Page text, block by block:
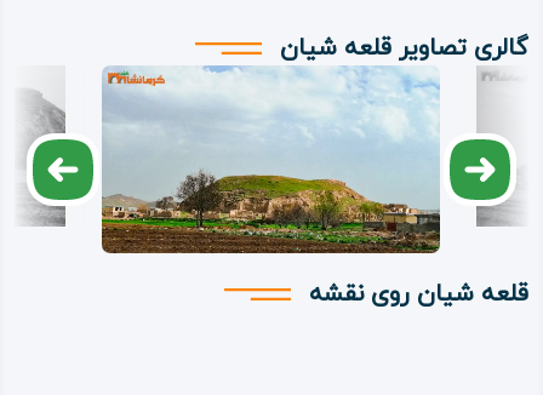
گالری تصاویر قلعه شیان
قلعه شیان روی نقشه